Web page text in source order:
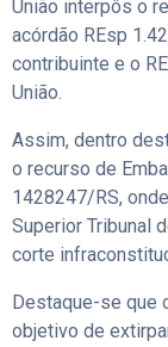
União interpôs o
acórdão REsp
contribuinte e o
União.
Assim, dentro
o recurso de
1428247/RS,
Superior Tribunal
corte
Destaque-se que
objetivo de